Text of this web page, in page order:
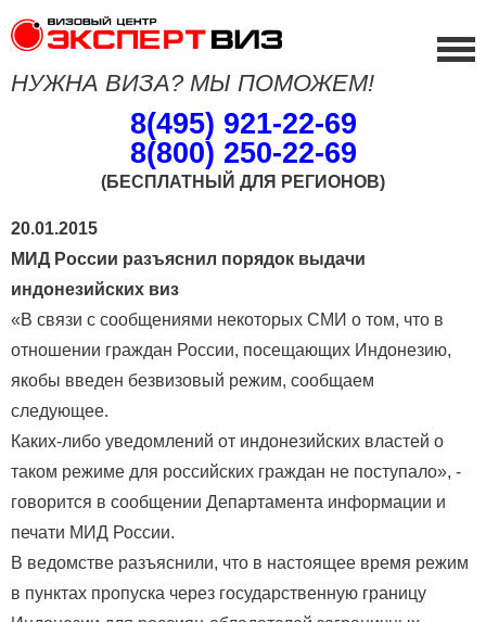
НУЖНА ВИЗА? МЫ ПОМОЖЕМ!
8(495) 921-22-69
8(800) 250-22-69
(БЕСПЛАТНЫЙ ДЛЯ РЕГИОНОВ)
20.01.2015
МИД России разъяснил порядок выдачи
индонезийских виз
«В связи с сообщениями некоторых СМИ о том, что в
отношении граждан России, посещающих Индонезию,
якобы введен безвизовый режим, сообщаем
следующее.
Каких-либо уведомлений от индонезийских властей о
таком режиме для российских граждан не поступало», -
говорится в сообщении Департамента информации и
печати МИД России.
В ведомстве разъяснили, что в настоящее время режим
в пунктах пропуска через государственную границу